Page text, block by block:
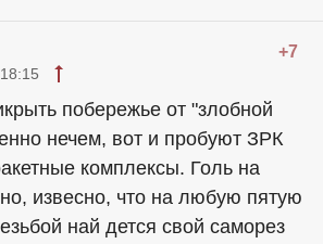
+7
побережье от "злобной
нечем, вот и пробуют ЗРК
комплексы. Голь на
извесно, что на любую пятую
най дется свой саморез